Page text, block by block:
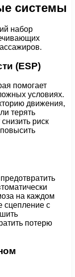
системы
набор
(ESP)
помогает
условиях.
движения,
терять
риск
на каждом
сцепление с
потерю